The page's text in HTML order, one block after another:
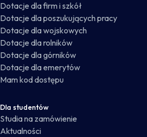
Dotacje dla firm i szkół
Dotacje dla poszukujących pracy
Dotacje dla wojskowych
Dotacje dla rolników
Dotacje dla górników
Dotacje dla emerytów
Mam kod dostępu
Dla studentów
Studia na zamówienie
Aktualności